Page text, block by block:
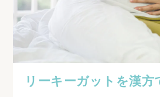
リーキーガットを漢方